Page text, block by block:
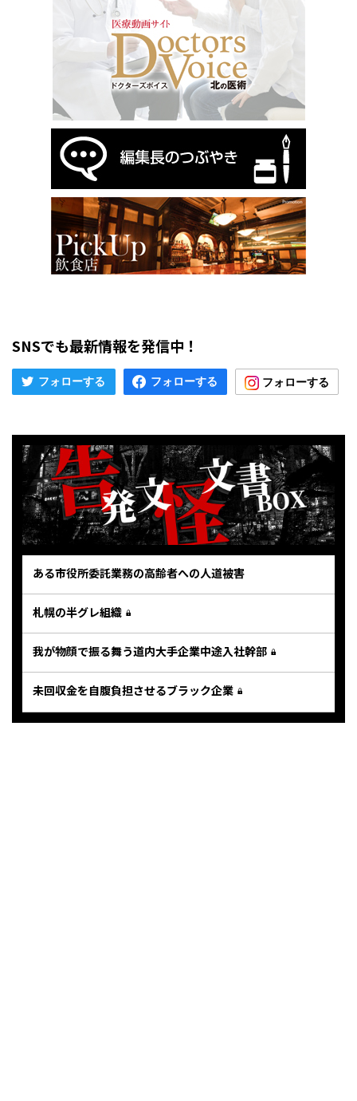
SNSでも最新情報を発信中！
ある市役所委託業務の高齢者への人道被害
札幌の半グレ組織
我が物顔で振る舞う道内大手企業中途入社幹部
未回収金を自腹負担させるブラック企業